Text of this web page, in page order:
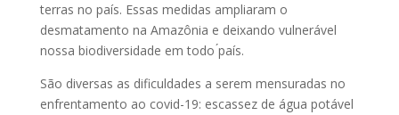
terras no país. Essas medidas ampliaram o
desmatamento na Amazônia e deixando vulnerável
nossa biodiversidade em todo ́país.
São diversas as dificuldades a serem mensuradas no
enfrentamento ao covid-19: escassez de água potável